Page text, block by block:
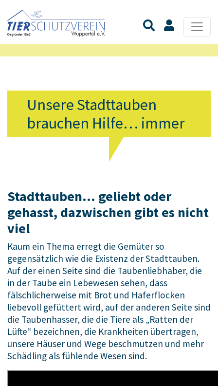
Unsere Stadttauben
brauchen Hilfe… immer
Stadttauben... geliebt oder
gehasst, dazwischen gibt es nicht
viel
Kaum ein Thema erregt die Gemüter so
gegensätzlich wie die Existenz der Stadttauben.
Auf der einen Seite sind die Taubenliebhaber, die
in der Taube ein Lebewesen sehen, dass
fälschlicherweise mit Brot und Haferflocken
liebevoll gefüttert wird, auf der anderen Seite sind
die Taubenhasser, die die Tiere als „Ratten der
Lüfte“ bezeichnen, die Krankheiten übertragen,
unsere Häuser und Wege beschmutzen und mehr
Schädling als fühlende Wesen sind.